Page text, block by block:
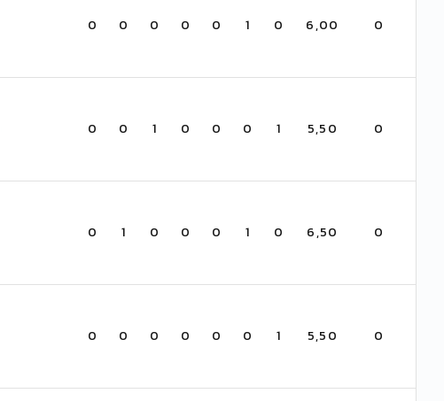
0 0 0 0 0 1 0 6,00 0
0 0 1 0 0 0 1 5,50 0
0 1 0 0 0 1 0 6,50 0
0 0 0 0 0 0 1 5,50 0